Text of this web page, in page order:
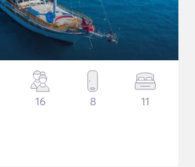
16 8 11